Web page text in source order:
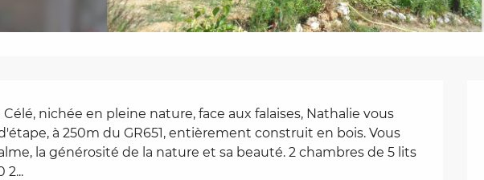
nichée en pleine nature, face aux falaises, Nathalie vous
à 250m du GR651, entièrement construit en bois. Vous
la générosité de la nature et sa beauté. 2 chambres de 5 lits
2...